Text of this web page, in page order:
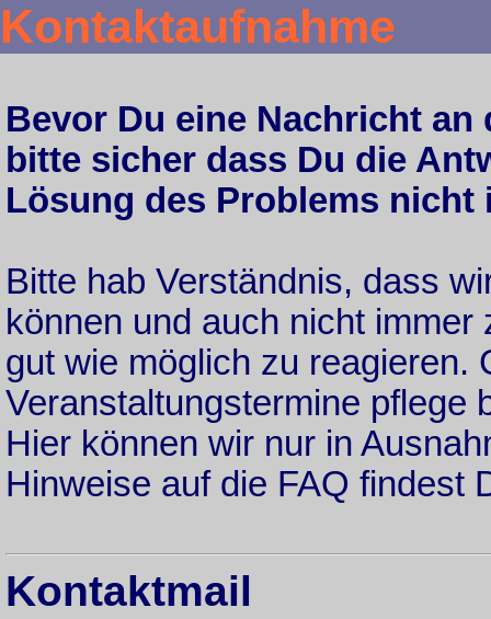
Kontaktaufnahme
Bevor Du eine Nachricht
bitte sicher dass Du die
Lösung des Problems
Bitte hab Verständnis, dass
können und auch nicht
gut wie möglich zu reagieren.
Veranstaltungstermine pflege
Hier können wir nur in
Hinweise auf die FAQ findest
Kontaktmail